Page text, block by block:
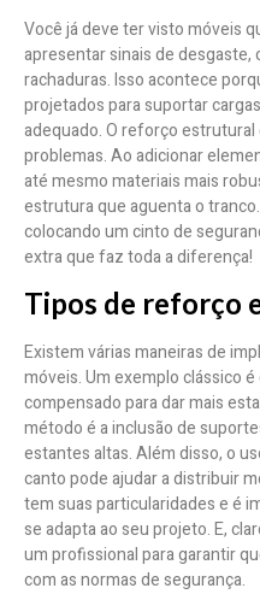
Você já deve ter visto móveis
apresentar sinais de
rachaduras. Isso acontece
projetados para suportar
adequado. O reforço
problemas. Ao adicionar
até mesmo materiais mais
estrutura que aguenta o
colocando um cinto de
extra que faz toda a diferença!
Tipos de reforço
Existem várias maneiras de
móveis. Um exemplo clássico
compensado para dar mais
método é a inclusão de
estantes altas. Além disso, o
canto pode ajudar a distribuir
tem suas particularidades e é
se adapta ao seu projeto. E,
um profissional para garantir
com as normas de segurança.